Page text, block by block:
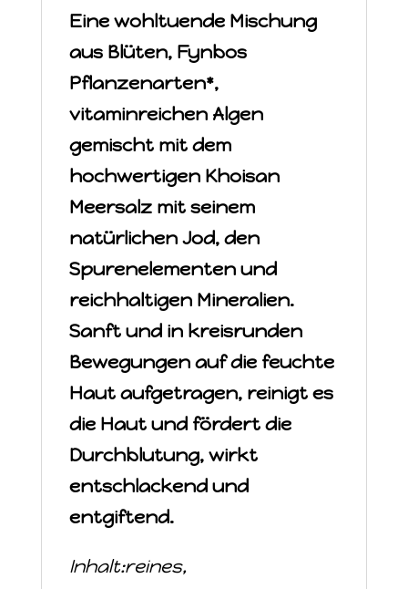
Verpackung!
Menge
Eine wohltuende Mischung
aus Blüten, Fynbos
Pflanzenarten*,
vitaminreichen Algen
gemischt mit dem
hochwertigen Khoisan
Meersalz mit seinem
natürlichen Jod, den
Spurenelementen und
reichhaltigen Mineralien.
Sanft und in kreisrunden
Bewegungen auf die feuchte
Haut aufgetragen, reinigt es
die Haut und fördert die
Durchblutung, wirkt
entschlackend und
entgiftend.
Inhalt:reines,